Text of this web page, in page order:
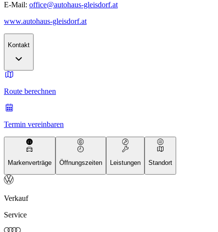
E-Mail: office@autohaus-gleisdorf.at
www.autohaus-gleisdorf.at
Kontakt
Route berechnen
Termin vereinbaren
Markenverträge Öffnungszeiten Leistungen Standort
Verkauf
Service